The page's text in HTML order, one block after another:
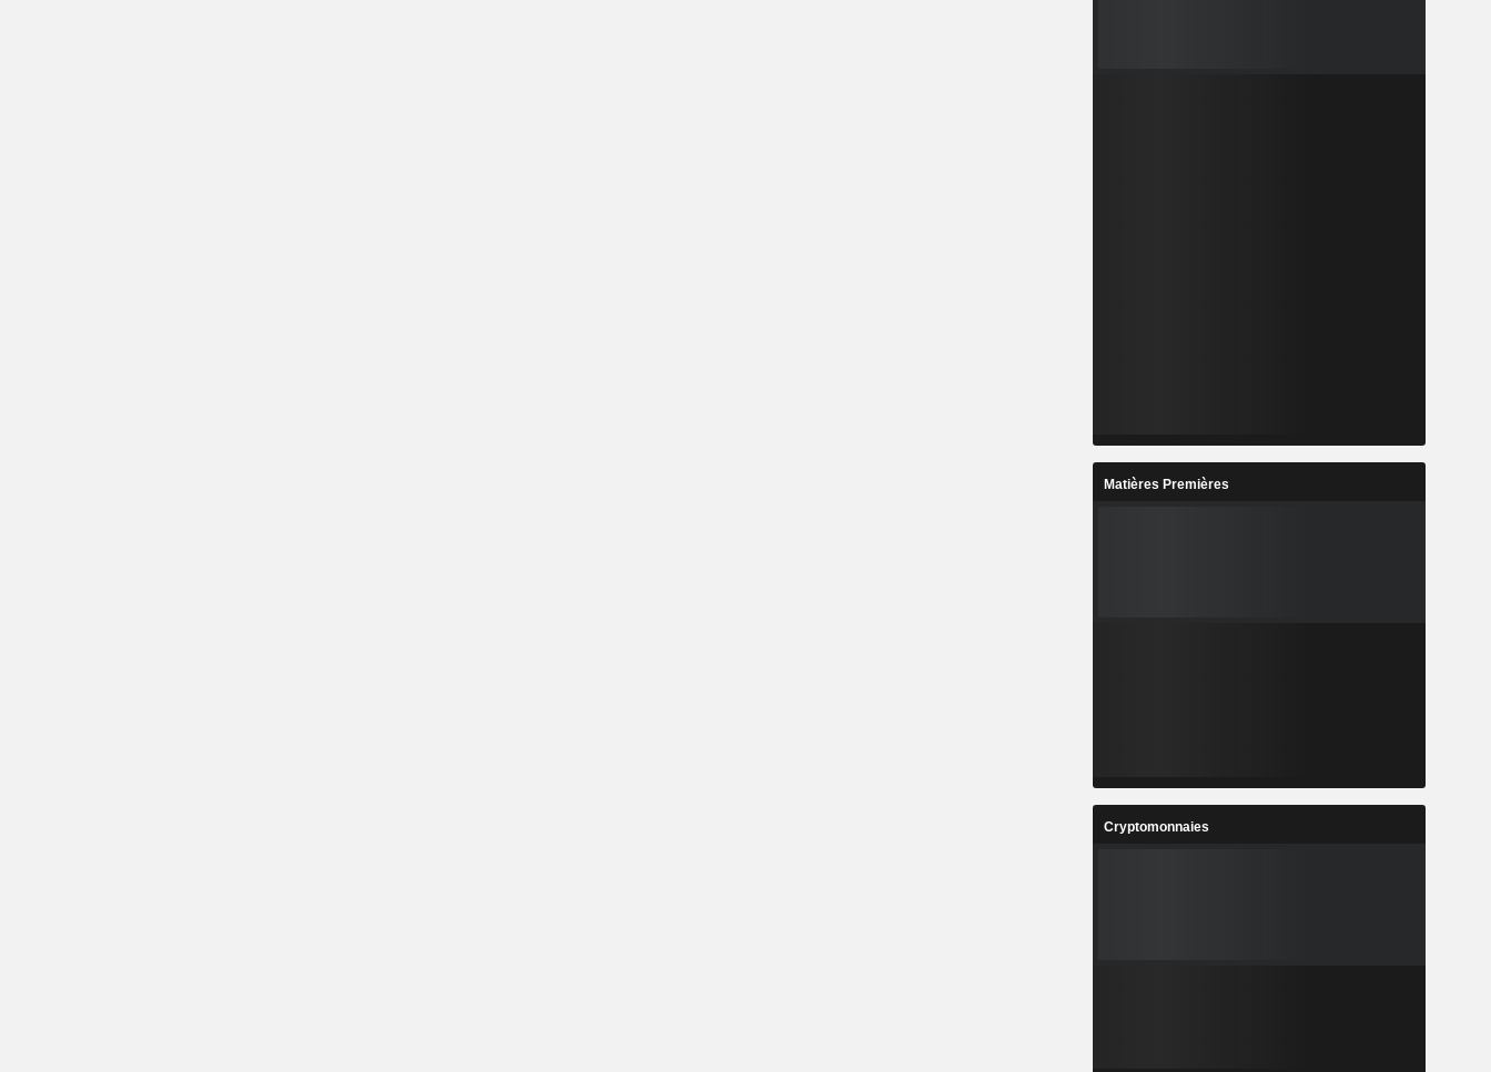
Matières Premières
Cryptomonnaies